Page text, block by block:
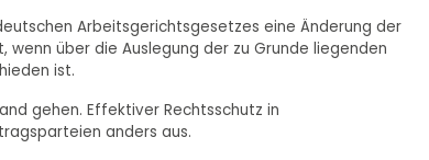
Arbeitsgerichtsgesetzes eine Änderung der
über die Auslegung der zu Grunde liegenden
ist.
gehen. Effektiver Rechtsschutz in
anders aus.